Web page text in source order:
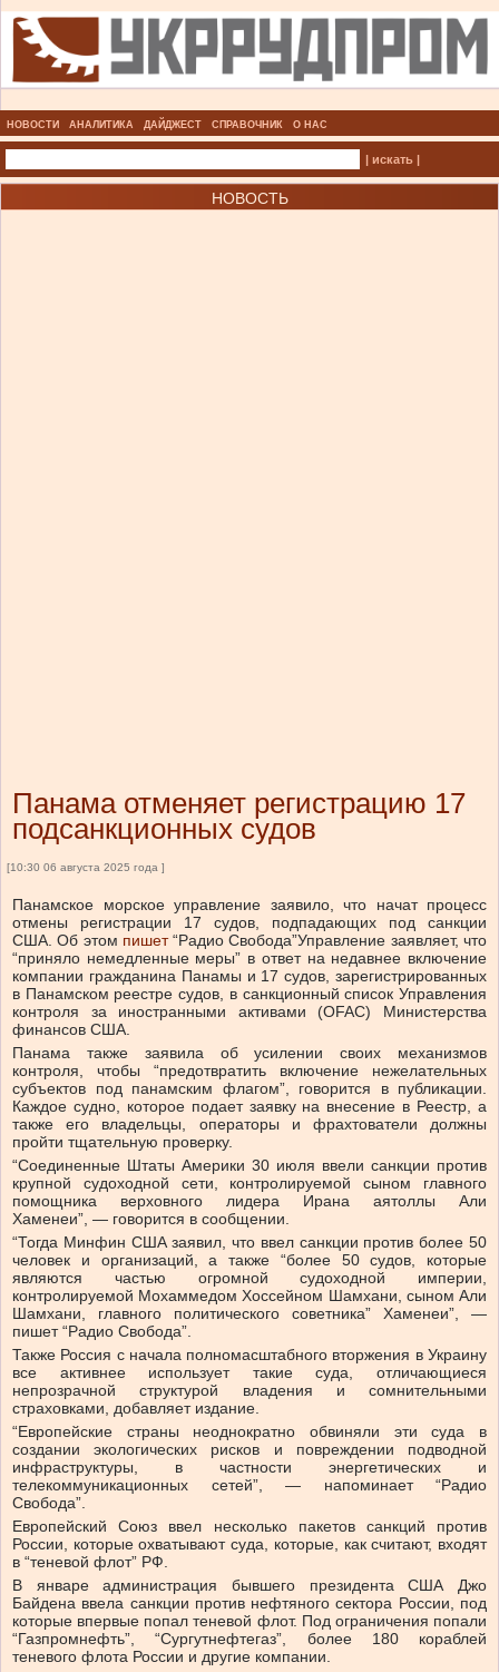
НОВОСТИ АНАЛИТИКА ДАЙДЖЕСТ СПРАВОЧНИК О НАС
| искать |
НОВОСТЬ
Панама отменяет регистрацию 17
подсанкционных судов
[10:30 06 августа 2025 года ]
Панамское морское управление заявило, что начат процесс
отмены регистрации 17 судов, подпадающих под санкции
США. Об этом пишет “Радио Свобода”Управление заявляет, что
“приняло немедленные меры” в ответ на недавнее включение
компании гражданина Панамы и 17 судов, зарегистрированных
в Панамском реестре судов, в санкционный список Управления
контроля за иностранными активами (OFAC) Министерства
финансов США.
Панама также заявила об усилении своих механизмов
контроля, чтобы “предотвратить включение нежелательных
субъектов под панамским флагом”, говорится в публикации.
Каждое судно, которое подает заявку на внесение в Реестр, а
также его владельцы, операторы и фрахтователи должны
пройти тщательную проверку.
“Соединенные Штаты Америки 30 июля ввели санкции против
крупной судоходной сети, контролируемой сыном главного
помощника верховного лидера Ирана аятоллы Али
Хаменеи”, — говорится в сообщении.
“Тогда Минфин США заявил, что ввел санкции против более 50
человек и организаций, а также “более 50 судов, которые
являются частью огромной судоходной империи,
контролируемой Мохаммедом Хоссейном Шамхани, сыном Али
Шамхани, главного политического советника” Хаменеи”, —
пишет “Радио Свобода”.
Также Россия с начала полномасштабного вторжения в Украину
все активнее использует такие суда, отличающиеся
непрозрачной структурой владения и сомнительными
страховками, добавляет издание.
“Европейские страны неоднократно обвиняли эти суда в
создании экологических рисков и повреждении подводной
инфраструктуры, в частности энергетических и
телекоммуникационных сетей”, — напоминает “Радио
Свобода”.
Европейский Союз ввел несколько пакетов санкций против
России, которые охватывают суда, которые, как считают, входят
в “теневой флот” РФ.
В январе администрация бывшего президента США Джо
Байдена ввела санкции против нефтяного сектора России, под
которые впервые попал теневой флот. Под ограничения попали
“Газпромнефть”, “Сургутнефтегаз”, более 180 кораблей
теневого флота России и другие компании.